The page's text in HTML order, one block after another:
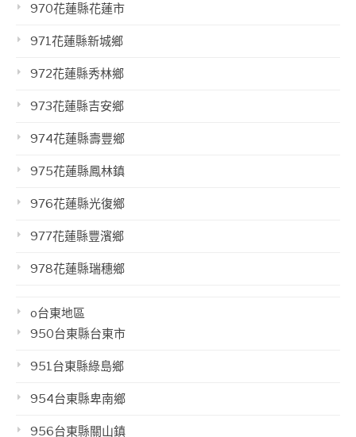
970花蓮縣花蓮市
971花蓮縣新城鄉
972花蓮縣秀林鄉
973花蓮縣吉安鄉
974花蓮縣壽豐鄉
975花蓮縣鳳林鎮
976花蓮縣光復鄉
977花蓮縣豐濱鄉
978花蓮縣瑞穗鄉
o台東地區
950台東縣台東市
951台東縣綠島鄉
954台東縣卑南鄉
956台東縣關山鎮